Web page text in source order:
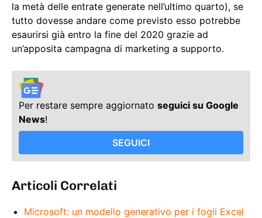
la metà delle entrate generate nell’ultimo quarto), se
tutto dovesse andare come previsto esso potrebbe
esaurirsi già entro la fine del 2020 grazie ad
un’apposita campagna di marketing a supporto.
Per restare sempre aggiornato seguici su Google
News!
SEGUICI
Articoli Correlati
Microsoft: un modello generativo per i fogli Excel